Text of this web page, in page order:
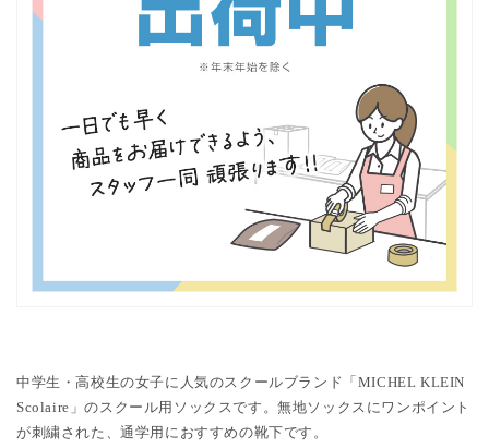
中学生・高校生の女子に人気のスクールブランド「MICHEL KLEIN
Scolaire」のスクール用ソックスです。無地ソックスにワンポイント
が刺繍された、通学用におすすめの靴下です。